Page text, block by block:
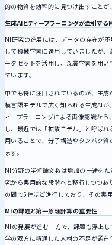
的の物質を効率的に見つけ出すことが
生成AIとディープラーニングが牽引す
MI研究の進展には、データの存在が
して機械学習に適用していましたが
ータセットを活用し、深層学習を用
ています。
中でも特に注目されているのが、生
模言語モデルで広く知られる生成AI
ィープラーニングによる画像認識か
し、最近では「拡散モデル」と呼ば
用いることで、分子構造やタンパク
ます。
MI分野の学術論文数は増加の一途を
究から実用的な段階へと移行しつつ
の間で5件ほど進行しており、その実
MIの課題と第一原理計算の重要性
MIの発展が進む一方で、課題も浮上
学の双方に精通した人材の不足が顕